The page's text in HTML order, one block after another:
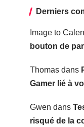
Derniers
Image to
bouton de
Thomasdans
Gamer lié à
Gwen dans
risqué de la